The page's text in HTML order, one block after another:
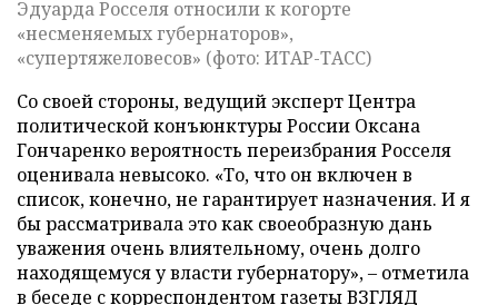
Эдуарда Росселя относили к когорте
«несменяемых губернаторов»,
«супертяжеловесов» (фото: ИТАР-ТАСС)
Со своей стороны, ведущий эксперт Центра
политической конъюнктуры России Оксана
Гончаренко вероятность переизбрания Росселя
оценивала невысоко. «То, что он включен в
список, конечно, не гарантирует назначения. И я
бы рассматривала это как своеобразную дань
уважения очень влиятельному, очень долго
находящемуся у власти губернатору», – отметила
в беседе с корреспондентом газеты ВЗГЛЯД